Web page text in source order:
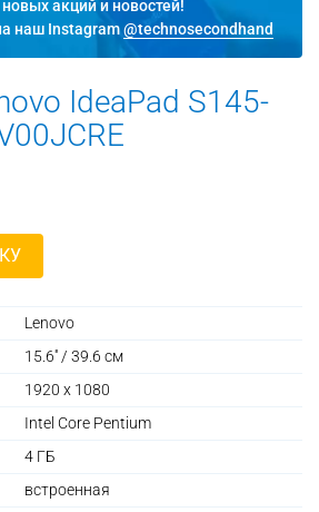
акций и новостей!
наш Instagram@technosecondhand
IdeaPad S145-
Lenovo
15.6'' / 39.6 см
1920 х 1080
Intel Core Pentium
4 ГБ
встроенная